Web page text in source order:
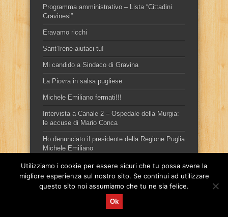
Programma amministrativo – Lista “Cittadini
Gravinesi”
Eravamo ricchi
Sant’Irene aiutaci tu!
Mi candido a Sindaco di Gravina
La Piovra in salsa pugliese
Michele Emiliano fermati!!!
Intervista a Canale 2 – Ospedale della Murgia:
le accuse di Mario Conca
Ho denunciato il presidente della Regione Puglia
Michele Emiliano
Sito ufficiale del candidato sindaco, per la città di Gravina in
Utilizziamo i cookie per essere sicuri che tu possa avere la
migliore esperienza sul nostro sito. Se continui ad utilizzare
questo sito noi assumiamo che tu ne sia felice.
Ok